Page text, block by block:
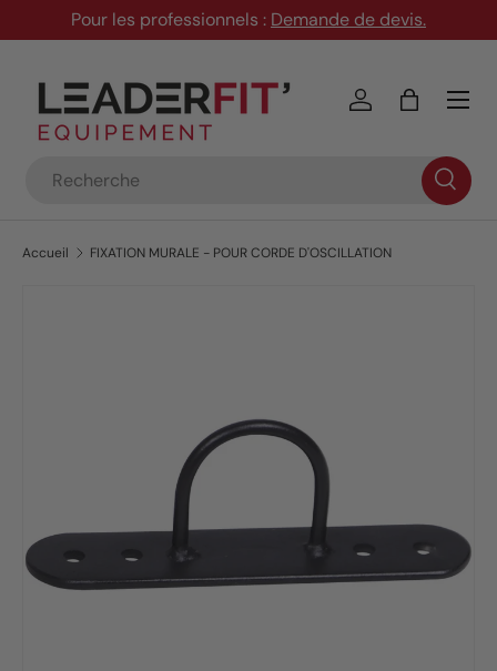
Aller au contenu
Pour les professionnels : Demande de devis.
Se connecter
Panier
Menu
Accueil FIXATION MURALE - POUR CORDE D'OSCILLATION